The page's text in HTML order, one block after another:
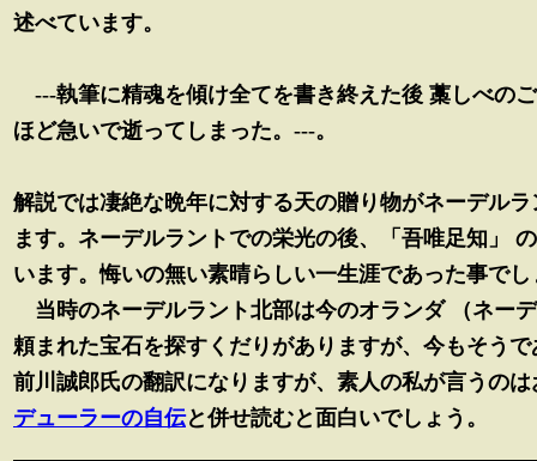
述べています。
---執筆に精魂を傾け全てを書き終えた後 藁しべの
ほど急いで逝ってしまった。---。
解説では凄絶な晩年に対する天の贈り物がネーデル
ます。ネーデルラントでの栄光の後、「吾唯足知」
います。悔いの無い素晴らしい一生涯であった事でし
当時のネーデルラント北部は今のオランダ （ネー
頼まれた宝石を探すくだりがありますが、今もそう
前川誠郎氏の翻訳になりますが、素人の私が言うの
デューラーの自伝と併せ読むと面白いでしょう。